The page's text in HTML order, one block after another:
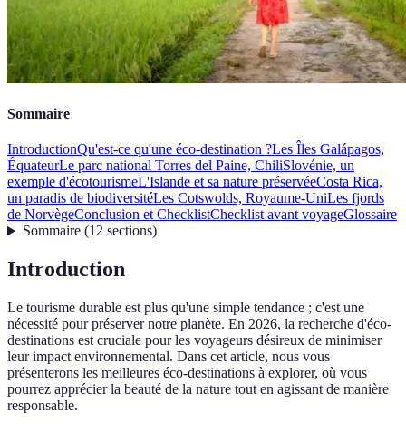
Sommaire
IntroductionQu'est-ce qu'une éco-destination ?Les Îles Galápagos,
ÉquateurLe parc national Torres del Paine, ChiliSlovénie, un
exemple d'écotourismeL'Islande et sa nature préservéeCosta Rica,
un paradis de biodiversitéLes Cotswolds, Royaume-UniLes fjords
de NorvègeConclusion et ChecklistChecklist avant voyageGlossaire
Sommaire(12 sections)
Introduction
Le tourisme durable est plus qu'une simple tendance ; c'est une
nécessité pour préserver notre planète. En 2026, la recherche d'éco-
destinations est cruciale pour les voyageurs désireux de minimiser
leur impact environnemental. Dans cet article, nous vous
présenterons les meilleures éco-destinations à explorer, où vous
pourrez apprécier la beauté de la nature tout en agissant de manière
responsable.